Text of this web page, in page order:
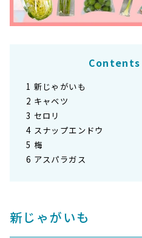
Contents
1 新じゃがいも
2 キャベツ
3 セロリ
4 スナップエンドウ
5 梅
6 アスパラガス
新じゃがいも